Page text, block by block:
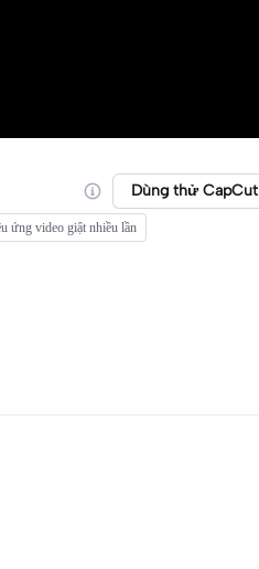
Dùng thử CapCut
ứng video giật nhiều lần